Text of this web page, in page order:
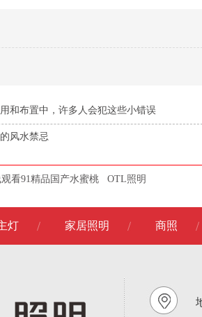
和布置中，许多人会犯这些小错误
风水禁忌
看91精品国产水蜜桃 OTL照明
灯 家居照明 商照